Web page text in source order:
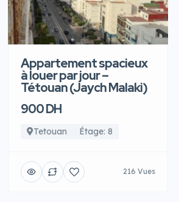
Appartement spacieux
à louer par jour –
Tétouan (Jaych Malaki)
900 DH
Tetouan Étage: 8
216 Vues